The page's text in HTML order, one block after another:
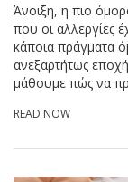
Άνοιξη, η πιο
που οι αλλεργίες
κάποια πράγματα
ανεξαρτήτως
μάθουμε πώς να
READ NOW